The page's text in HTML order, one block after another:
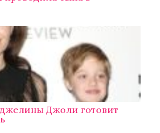
Джоли готовит